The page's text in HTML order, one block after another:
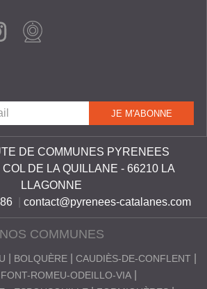
WEB
CAM
DE COMMUNES PYRENEES
COL DE LA QUILLANE - 66210 LA
LLAGONNE
contact@pyrenees-catalanes.com
NOS COMMUNES
BOLQUÈRE
CAUDIÈS-DE-CONFLENT
FONT-ROMEU-ODEILLO-VIA